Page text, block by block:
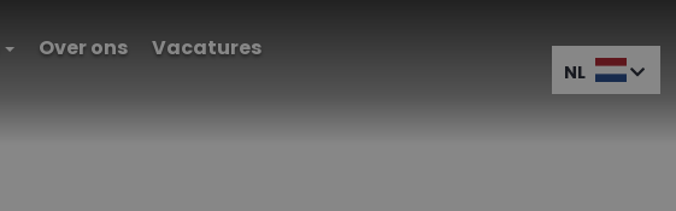
Over ons
Vacatures
NL